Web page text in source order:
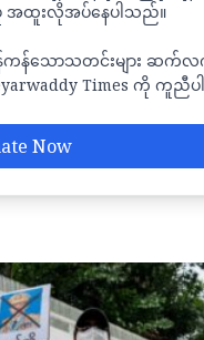
ထူးလိုအပ်နေပါသည်။
ကန်သောသတင်းများ ဆက်
Times ကို ကူညီပ
Now